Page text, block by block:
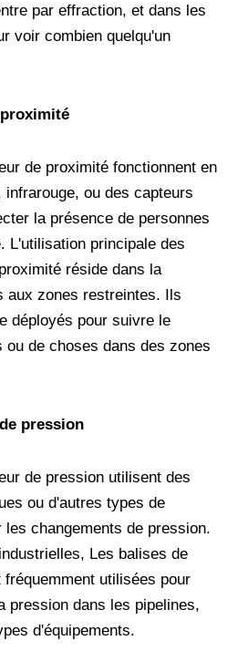
par effraction, et dans les
voir combien quelqu'un
de proximité fonctionnent en
ou des capteurs
la présence de personnes
L'utilisation principale des
réside dans la
aux zones restreintes. Ils
déployés pour suivre le
ou de choses dans des zones
pression
de pression utilisent des
ou d'autres types de
changements de pression.
Les balises de
utilisées pour
pression dans les pipelines,
d'équipements.